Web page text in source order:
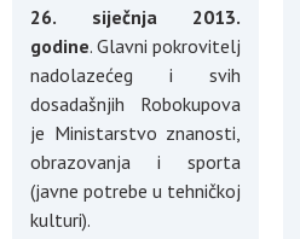
26. siječnja 2013.
godine. Glavni pokrovitelj
nadolazećeg i svih
dosadašnjih Robokupova
je Ministarstvo znanosti,
obrazovanja i sporta
(javne potrebe u tehničkoj
kulturi).